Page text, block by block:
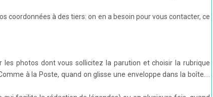
coordonnées à des tiers: on en a besoin pour vous contacter, ce
les photos dont vous sollicitez la parution et choisir la rubrique
à la Poste, quand on glisse une enveloppe dans la boîte….